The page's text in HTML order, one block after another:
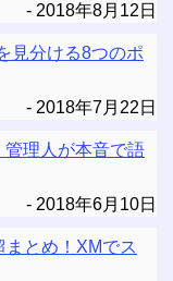
2018年8月12日
見分ける8つのポ
2018年7月22日
管理人が本音で語
2018年6月10日
とめ！XMでス